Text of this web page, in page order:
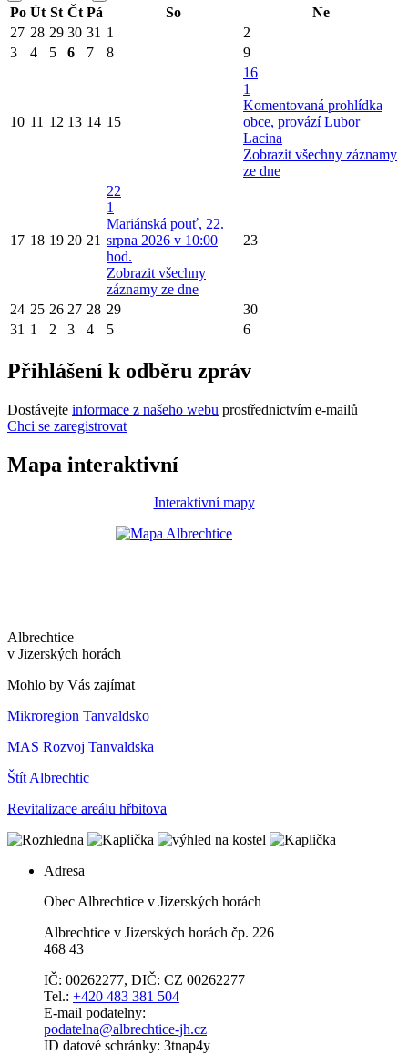
Po Út St Čt Pá So
Ne
27 28 29 30 31 1
2
3
4 5 6 7 8 9
10 11 12 13 14 15
16
1
Komentovaná prohlídka
obce, provází Lubor
Lacina
Zobrazit všechny záznamy
ze dne
17 18 19 20 21
22
1
Mariánská pouť, 22.
srpna 2026 v 10:00
hod.
Zobrazit všechny
záznamy ze dne
23
24 25 26 27 28 29
30
31 1 2 3 4 5 6
Přihlášení k odběru zpráv
Dostávejte informace z našeho webu prostřednictvím e-mailů
Chci se zaregistrovat
Mapa interaktivní
Interaktivní mapy
Albrechtice
v Jizerských horách
Mohlo by Vás zajímat
Mikroregion Tanvaldsko
MAS Rozvoj Tanvaldska
Štít Albrechtic
Revitalizace areálu hřbitova
Adresa
Obec Albrechtice v Jizerských horách
Albrechtice v Jizerských horách čp. 226
468 43
IČ: 00262277, DIČ: CZ 00262277
Tel.: +420 483 381 504
E-mail podatelny:
podatelna@albrechtice-jh.cz
ID datové schránky: 3tnap4y